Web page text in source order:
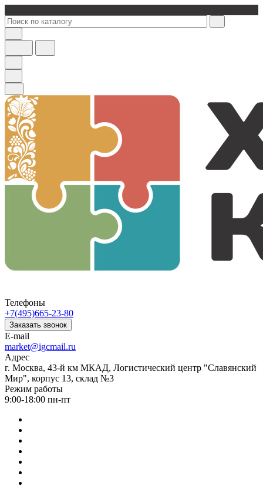
Телефоны
+7(495)665-23-80
Заказать звонок
E-mail
market@igcmail.ru
Адрес
г. Москва, 43-й км МКАД, Логистический центр "Славянский
Мир", корпус 13, склад №3
Режим работы
9:00-18:00 пн-пт